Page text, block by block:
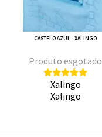
CASTELO AZUL - XALINGO
esgotado
Xalingo
Xalingo